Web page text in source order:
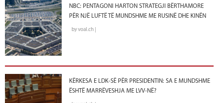
NBC: PENTAGONI HARTON STRATEGJI BËRTHAMORE
PËR NJË LUFTË TË MUNDSHME ME RUSINË DHE KINËN
by voal.ch |
KËRKESA E LDK-SË PËR PRESIDENTIN: SA E MUNDSHME
ËSHTË MARRËVESHJA ME LVV-NË?